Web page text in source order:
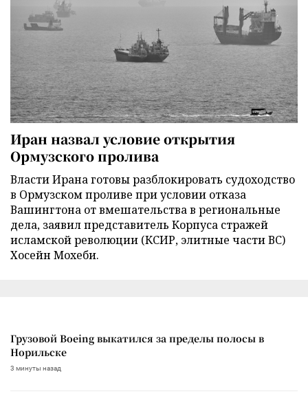
Иран назвал условие открытия
Ормузского пролива
Власти Ирана готовы разблокировать судоходство
в Ормузском проливе при условии отказа
Вашингтона от вмешательства в региональные
дела, заявил представитель Корпуса стражей
исламской революции (КСИР, элитные части ВС)
Хосейн Мохеби.
Грузовой Boeing выкатился за пределы полосы в
Норильске
3 минуты назад